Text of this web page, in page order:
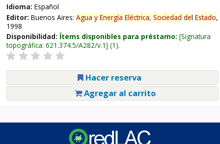
Idioma: Español
Editor: Buenos Aires: Agua y Energía Eléctrica, Sociedad del Estado,
1998
Disponibilidad: Ítems disponibles para préstamo: Signatura
topográfica: 621.374.5/A282/v.1 (1).
Hacer reserva
Agregar al carrito